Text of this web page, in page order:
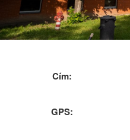
Cím:
GPS: